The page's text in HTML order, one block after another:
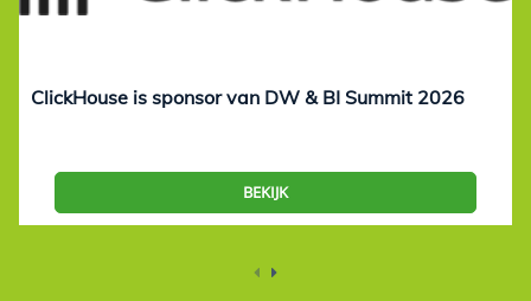
ClickHouse is sponsor van DW & BI Summit 2026
BEKIJK